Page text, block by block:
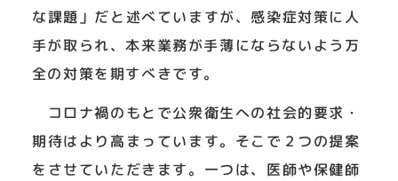
な課題」だと述べていますが、感染症対策に人
手が取られ、本来業務が手薄にならないよう万
全の対策を期すべきです。
コロナ禍のもとで公衆衛生への社会的要求・
期待はより高まっています。そこで２つの提案
をさせていただきます。一つは、医師や保健師